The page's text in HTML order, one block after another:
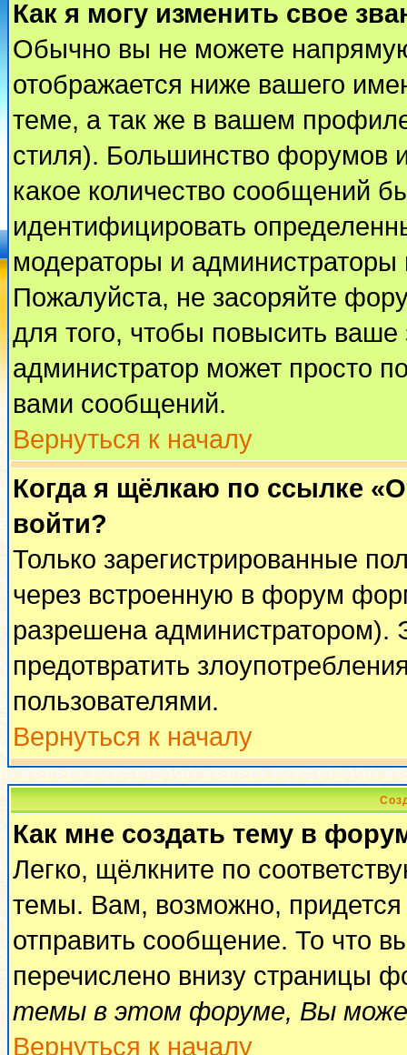
Как я могу изменить свое
Обычно вы не можете
отображается ниже вашего
теме, а так же в вашем
стиля). Большинство форумов
какое количество сообщений
идентифицировать
модераторы и администраторы
Пожалуйста, не засоряйте
для того, чтобы повысить
администратор может просто
вами сообщений.
Вернуться к началу
Когда я щёлкаю по ссылке
войти?
Только зарегистрированные
через встроенную в форум
разрешена администратором).
предотвратить
пользователями.
Вернуться к началу
Как мне создать тему в
Легко, щёлкните по
темы. Вам, возможно, придется
отправить сообщение. То что
перечислено внизу страницы
темы в этом форуме, Вы
Вернуться к началу